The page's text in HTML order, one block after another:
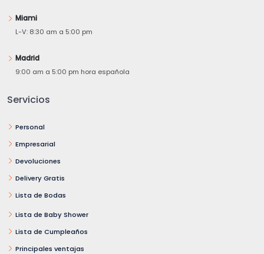
Miami
L-V: 8:30 am a 5:00 pm
Madrid
9:00 am a 5:00 pm hora española
Servicios
Personal
Empresarial
Devoluciones
Delivery Gratis
Lista de Bodas
Lista de Baby Shower
Lista de Cumpleaños
Principales ventajas